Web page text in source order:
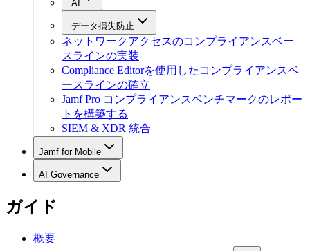
AI
データ損失防止
ネットワークアクセスのコンプライアンスベー
スラインの実装
Compliance Editorを使用したコンプライアンスベ
ースラインの確立
Jamf Pro コンプライアンスベンチマークのレポー
トを構築する
SIEM & XDR 統合
Jamf for Mobile
AI Governance
ガイド
概要